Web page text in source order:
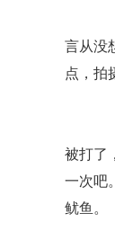
言从没
点，拍
被打了
一次吧
鱿鱼。